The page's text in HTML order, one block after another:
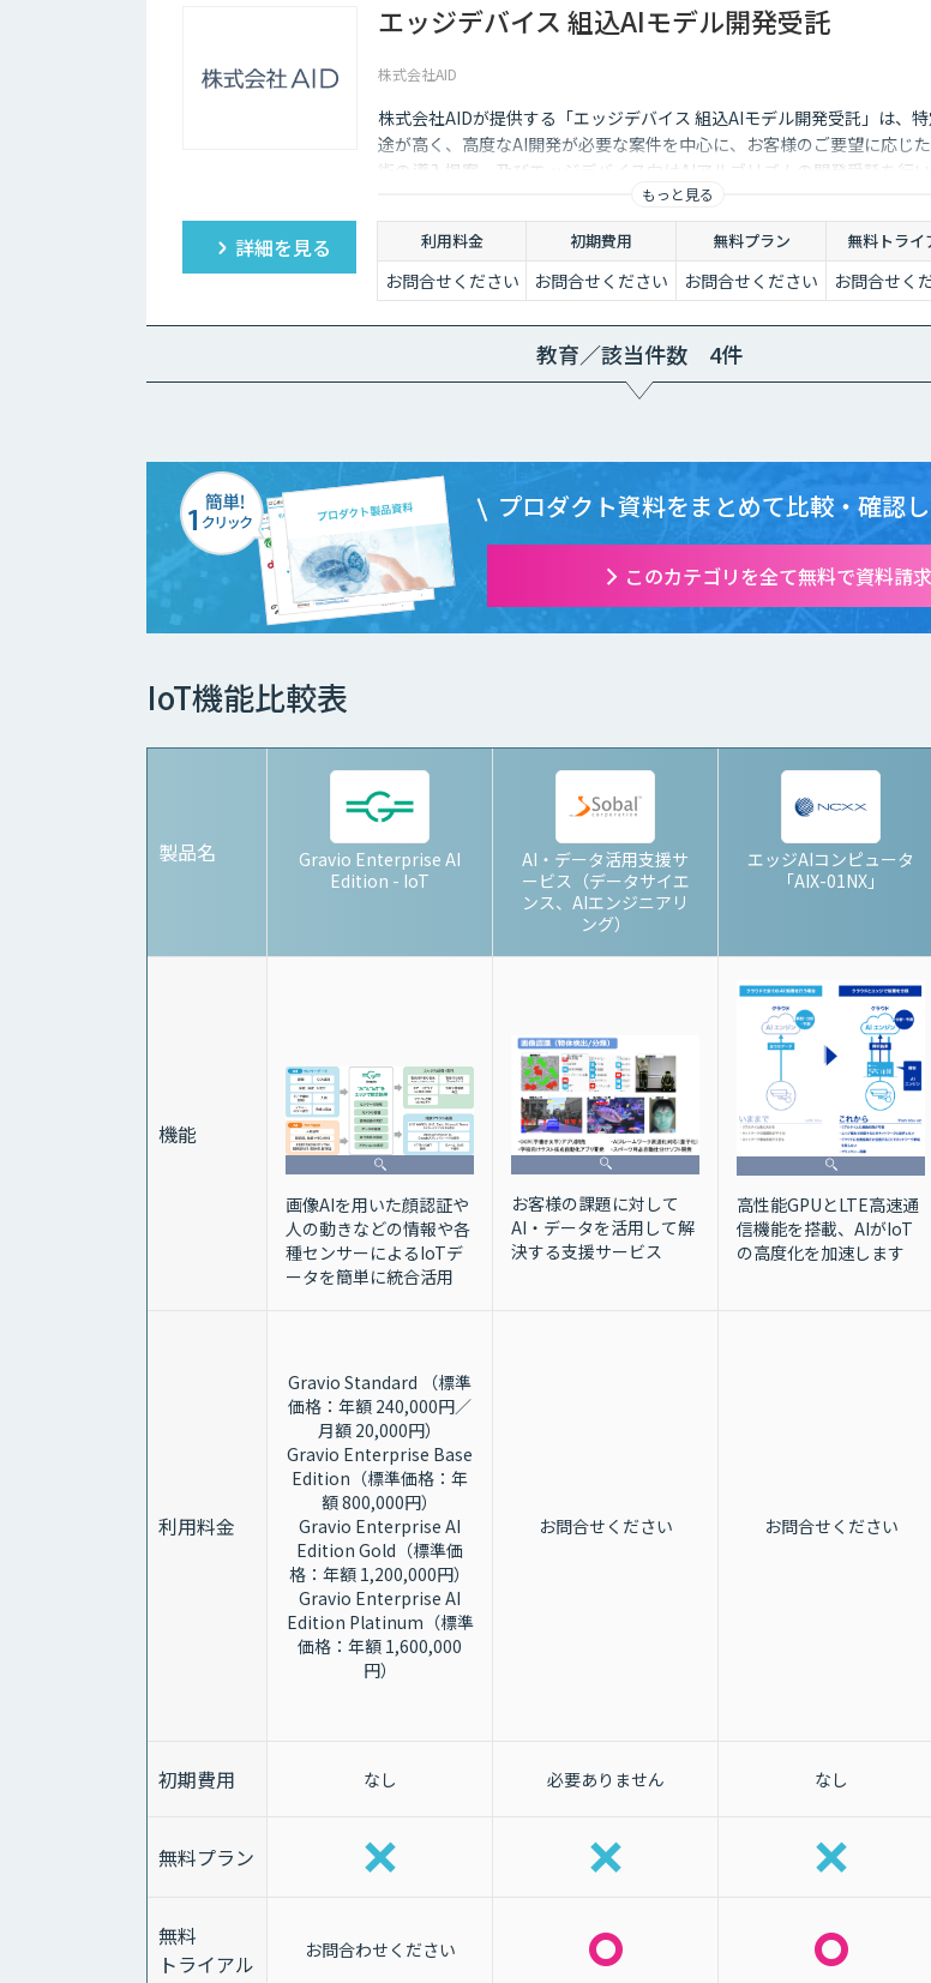
エッジデバイス 組込AIモデル開発受託
株式会社AID
株式会社AIDが提供する「エッジデバイス 組込AIモデル開発受託」は、
途が高く、高度なAI開発が必要な案件を中心に、お客様のご要望に応じ
術の導入提案、及びエッジデバイス向けAIアルゴリズムの開発受託を行い
す。 Nvidia Jetson、Raspberry Pi、Google Coral TPU、ソラコム S+
Camera、Panasonic Vieureka等、多様なエッジデバイスに対応してお
視光カメラに加え、赤外線、LiDARセンサーの活用経験も豊富にございま
もっと見る
詳細を見る 利用料金 初期費用 無料プラン 無料トライ
お問合せください お問合せください お問合せください お問合せく
教育／該当件数 4件
プロダクト資料をまとめて比較・確認
このカテゴリを全て無料で資料請
IoT機能比較表
製品名
Gravio Enterprise AI
Edition - IoT
AI・データ活用支援サ
ービス（データサイエ
ンス、AIエンジニアリ
ング）
エッジAIコンピュータ
「AIX-01NX」
機能
画像AIを用いた顔認証や
人の動きなどの情報や各
種センサーによるIoTデ
ータを簡単に統合活用
お客様の課題に対して
AI・データを活用して解
決する支援サービス
高性能GPUとLTE高速通
信機能を搭載、AIがIoT
の高度化を加速します
利用料金
Gravio Standard （標準
価格：年額 240,000円／
月額 20,000円）
Gravio Enterprise Base
Edition（標準価格：年
額 800,000円）
Gravio Enterprise AI
Edition Gold（標準価
格：年額 1,200,000円）
Gravio Enterprise AI
Edition Platinum（標準
価格：年額 1,600,000
円）
お問合せください お問合せください
初期費用 なし 必要ありません なし
無料プラン
無料
トライアル
お問合わせください